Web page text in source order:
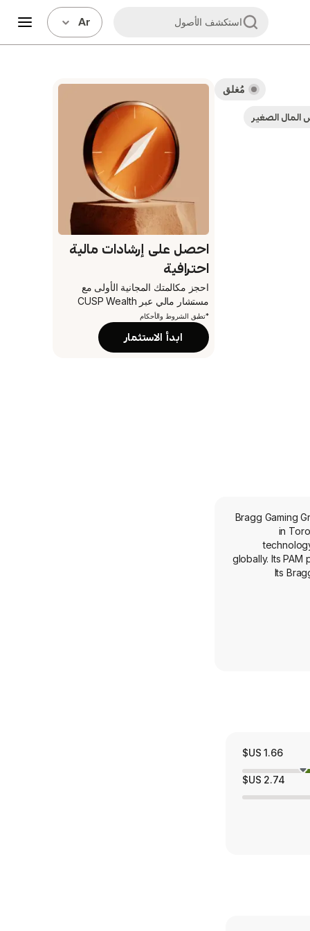
استكشف الأصول Ar
المال الصغير
مُغلق
Bragg Gaming
in
globally. Its
Its
1.66 US$
2.74 US$
احصل على إرشادات مالية
احترافية
احجز مكالمتك المجانية الأولى مع
مستشار مالي عبر CUSP Wealth
*تطبق الشروط والأحكام
ابدأ الاستثمار